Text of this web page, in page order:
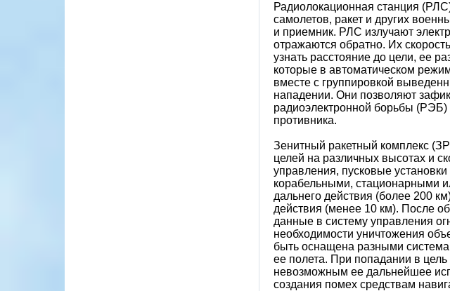
Радиолокационная станция
самолетов, ракет и других
и приемник. РЛС излучают
отражаются обратно. Их
узнать расстояние до цели, ее
которые в автоматическом
вместе с группировкой
нападении. Они позволяют
радиоэлектронной борьбы
противника.
Зенитный ракетный комплекс
целей на различных высотах и
управления, пусковые
корабельными, стационарными
дальнего действия (более 200
действия (менее 10 км). После
данные в систему управления
необходимости уничтожения
быть оснащена разными
ее полета. При попадании в
невозможным ее дальнейшее
создания помех средствам